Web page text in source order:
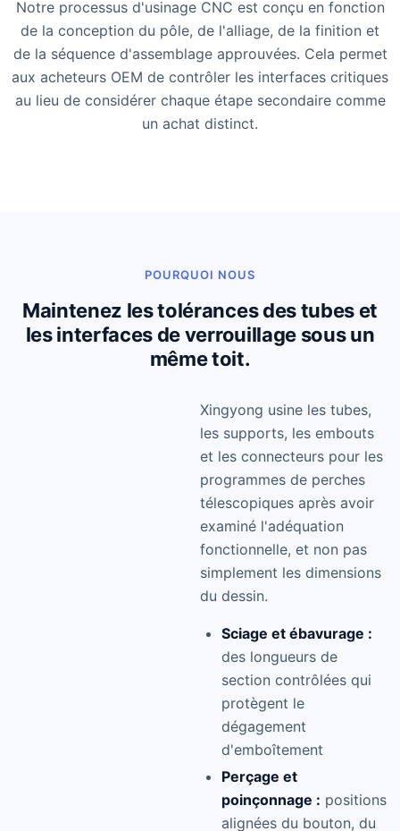
Notre processus d'usinage CNC est conçu en fonction
de la conception du pôle, de l'alliage, de la finition et
de la séquence d'assemblage approuvées. Cela permet
aux acheteurs OEM de contrôler les interfaces critiques
au lieu de considérer chaque étape secondaire comme
un achat distinct.
POURQUOI NOUS
Maintenez les tolérances des tubes et
les interfaces de verrouillage sous un
même toit.
Xingyong usine les tubes,
les supports, les embouts
et les connecteurs pour les
programmes de perches
télescopiques après avoir
examiné l'adéquation
fonctionnelle, et non pas
simplement les dimensions
du dessin.
Sciage et ébavurage :
des longueurs de
section contrôlées qui
protègent le
dégagement
d'emboîtement
Perçage et
poinçonnage : positions
alignées du bouton, du